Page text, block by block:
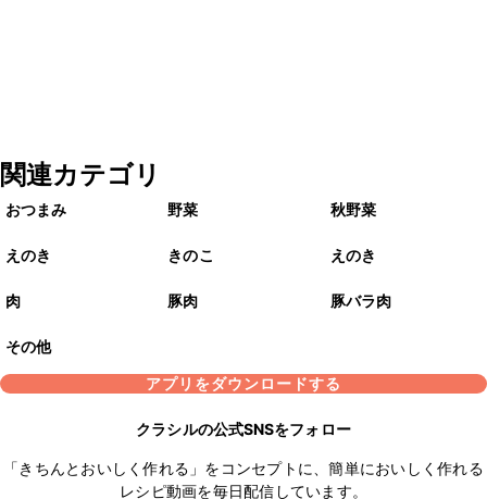
関連カテゴリ
おつまみ 野菜 秋野菜
えのき きのこ えのき
肉 豚肉 豚バラ肉
その他
アプリをダウンロードする
クラシルの公式SNSをフォロー
「きちんとおいしく作れる」をコンセプトに、簡単においしく作れる
レシピ動画を毎日配信しています。